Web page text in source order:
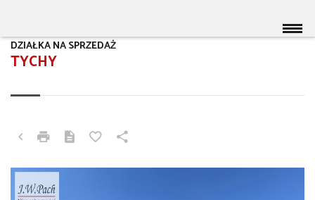
TYCHY
DZIAŁKA NA SPRZEDAŻ